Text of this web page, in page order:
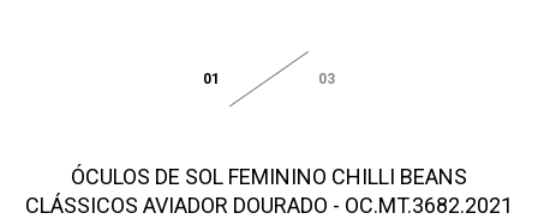
01 03
ÓCULOS DE SOL FEMININO CHILLI BEANS
CLÁSSICOS AVIADOR DOURADO - OC.MT.3682.2021